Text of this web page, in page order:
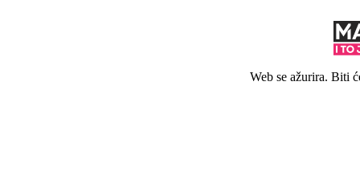
Web se ažurira. Biti